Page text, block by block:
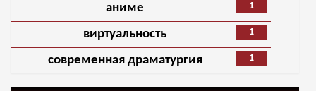
1
аниме
1
виртуальность
1
современная драматургия